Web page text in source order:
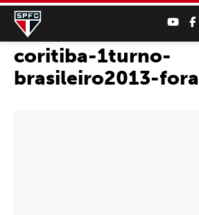
coritiba-1turno-
brasileiro2013-fora